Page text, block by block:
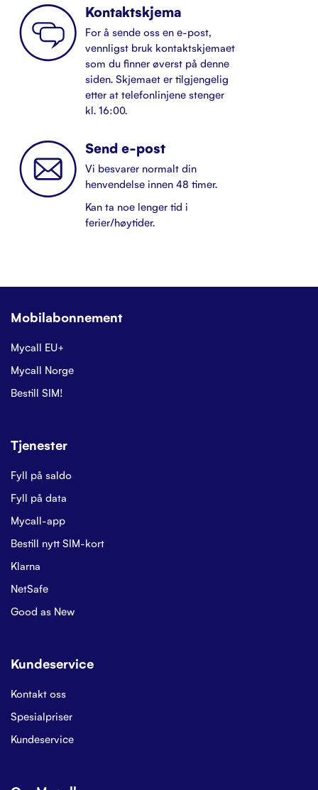
Kontaktskjema
For å sende oss en e-post,
vennligst bruk kontaktskjemaet
som du finner øverst på denne
siden. Skjemaet er tilgjengelig
etter at telefonlinjene stenger
kl. 16:00.
Send e-post
Vi besvarer normalt din
henvendelse innen 48 timer.
Kan ta noe lenger tid i
ferier/høytider.
Mobilabonnement
Mycall EU+
Mycall Norge
Bestill SIM!
Tjenester
Fyll på saldo
Fyll på data
Mycall-app
Bestill nytt SIM-kort
Klarna
NetSafe
Good as New
Kundeservice
Kontakt oss
Spesialpriser
Kundeservice